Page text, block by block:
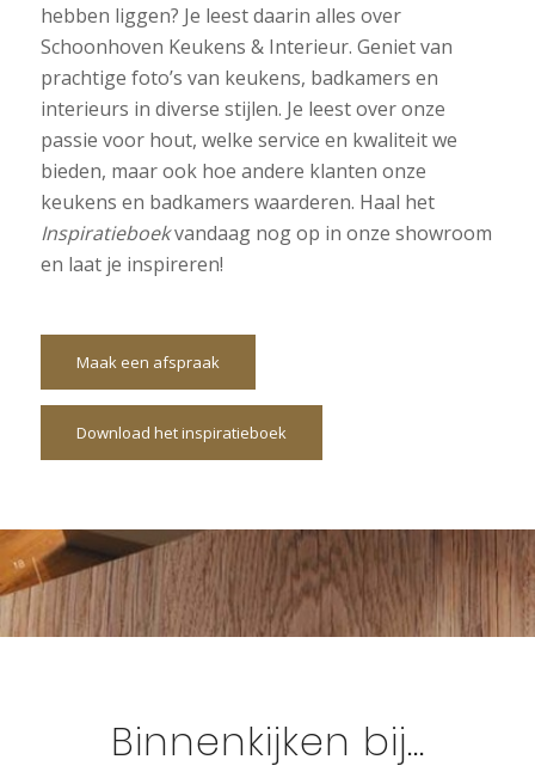
hebben liggen? Je leest daarin alles over
Schoonhoven Keukens & Interieur. Geniet van
prachtige foto’s van keukens, badkamers en
interieurs in diverse stijlen. Je leest over onze
passie voor hout, welke service en kwaliteit we
bieden, maar ook hoe andere klanten onze
keukens en badkamers waarderen. Haal het
Inspiratieboekvandaag nog op in onze showroom
en laat je inspireren!
Maak een afspraak
Download het inspiratieboek
Binnenkijken bij…